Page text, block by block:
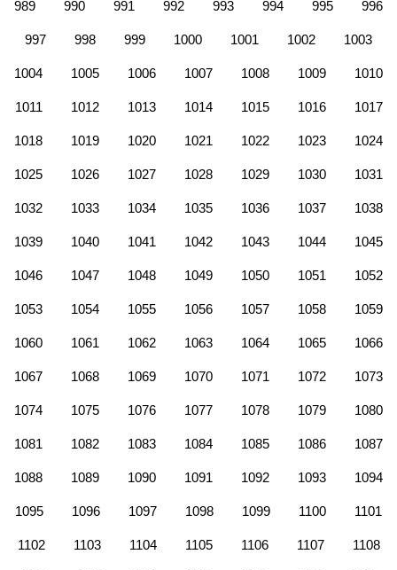
989 990 991 992 993 994 995 996
997 998 999 1000 1001 1002 1003
1004 1005 1006 1007 1008 1009 1010
1011 1012 1013 1014 1015 1016 1017
1018 1019 1020 1021 1022 1023 1024
1025 1026 1027 1028 1029 1030 1031
1032 1033 1034 1035 1036 1037 1038
1039 1040 1041 1042 1043 1044 1045
1046 1047 1048 1049 1050 1051 1052
1053 1054 1055 1056 1057 1058 1059
1060 1061 1062 1063 1064 1065 1066
1067 1068 1069 1070 1071 1072 1073
1074 1075 1076 1077 1078 1079 1080
1081 1082 1083 1084 1085 1086 1087
1088 1089 1090 1091 1092 1093 1094
1095 1096 1097 1098 1099 1100 1101
1102 1103 1104 1105 1106 1107 1108